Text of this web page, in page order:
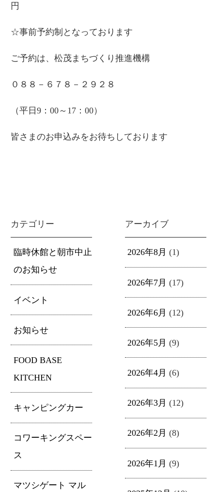
円
☆事前予約制となっております
ご予約は、松茂まちづくり推進機構
０８８－６７８－２９２８
（平日9：00～17：00）
皆さまのお申込みをお待ちしております
カテゴリー
臨時休館と朝市中止
のお知らせ
イベント
お知らせ
FOOD BASE
KITCHEN
キャンピングカー
コワーキングスペー
ス
マツシゲート マル
アーカイブ
2026年8月 (1)
2026年7月 (17)
2026年6月 (12)
2026年5月 (9)
2026年4月 (6)
2026年3月 (12)
2026年2月 (8)
2026年1月 (9)